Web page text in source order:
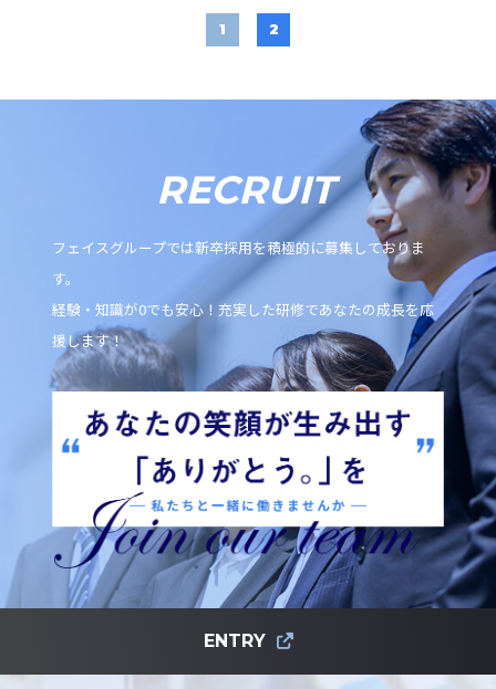
1 2
RECRUIT
フェイスグループでは新卒採用を積極的に募集しておりま
す。
経験・知識が0でも安心！充実した研修であなたの成長を応
援します！
ENTRY